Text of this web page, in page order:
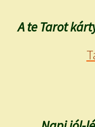
A te Tarot